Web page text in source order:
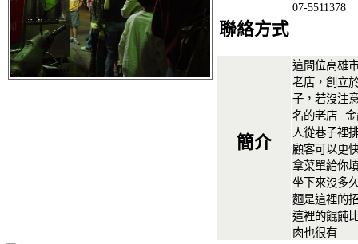
聯絡方式
07-5511378
簡介
這間位高雄
老店，創立
子，若沒注
名的老店─
人從巷子裡
顧客可以更
拿菜單給你
坐下來沒多
麵是這裡的
這裡的餛飩
肉也很有